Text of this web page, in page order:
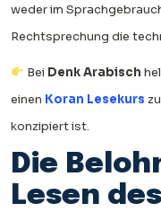
weder im
Rechtsprechung die
Bei Denk Arabisch
einen Koran Lesekurs
konzipiert ist.
Die
Lesen